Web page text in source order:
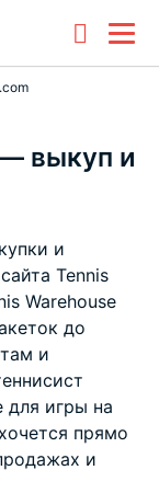
выкуп и
и
Tennis
Warehouse
до
и
для игры на
прямо
и